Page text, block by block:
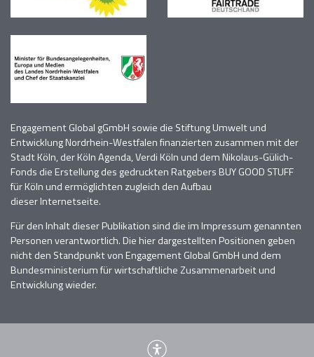
Engagement Global gGmbH sowie die Stiftung Umwelt und
Entwicklung Nordrhein-Westfalen finanzierten zusammen mit der
Stadt Köln, der Köln Agenda, Verdi Köln und dem Nikolaus-Gülich-
Fonds die Erstellung des gedruckten Ratgebers BUY GOOD STUFF
für Köln und ermöglichten zugleich den Aufbau
dieserInternetseite.
Für den Inhalt dieser Publikation sind die im Impressum genannten
Personen verantwortlich. Die hier dargestellten Positionen geben
nicht den Standpunkt von Engagement Global GmbH und dem
Bundesministerium für wirtschaftliche Zusammenarbeit und
Entwicklung wieder.